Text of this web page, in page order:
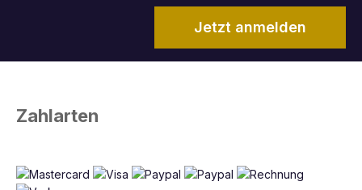
Jetzt anmelden
Zahlarten